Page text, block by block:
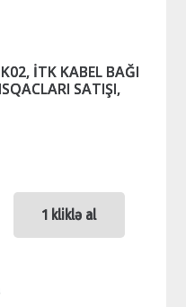
İTK KABEL BAĞI
SATIŞI,
1 kliklə al